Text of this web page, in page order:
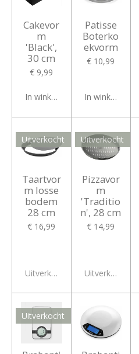
Cakevor
m
'Black',
30 cm
€ 9,99
In winkelwagen
Patisse
Boterko
ekvorm
€ 10,99
In winkelwagen
Uitverkocht
Taartvor
m losse
bodem
28 cm
€ 16,99
Uitverkocht
Uitverkocht
Pizzavor
m
'Traditio
n', 28 cm
€ 14,99
Uitverkocht
Uitverkocht